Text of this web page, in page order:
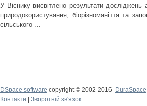
У Віснику висвітлено результати досліджень
природокористування, біорізноманіття та
сільського ...
DSpace software copyright © 2002-2016
DuraSpace
Контакти
Зворотній зв'язок